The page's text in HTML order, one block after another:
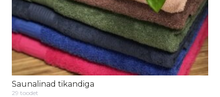
Saunalinad tikandiga
29 toodet